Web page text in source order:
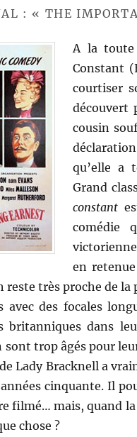
: « THE
A la toute
Constant
courtiser
découvert
cousin
qu’elle a
Grand
constant
comédie
en
très proche de
avec des focales
britanniques dans
sont trop âgés pour
Lady Bracknell a
cinquante. Il
filmé… mais, quand
chose ?